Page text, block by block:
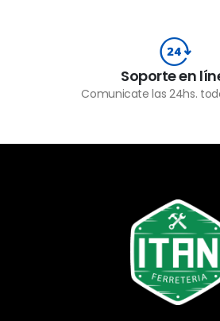
Soporte en
Comunicate las 24hs.